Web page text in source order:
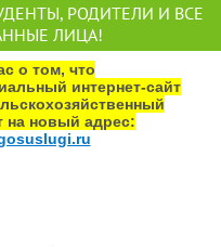
РОДИТЕЛИ И ВСЕ
ЛИЦА!
о том, что
интернет‑сайт
на новый адрес: